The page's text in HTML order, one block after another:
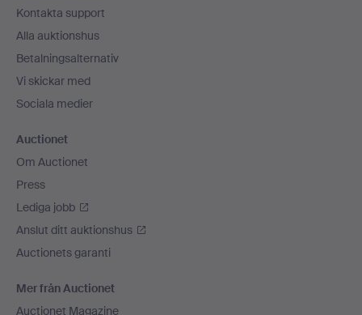
Kontakta support
Alla auktionshus
Betalningsalternativ
Vi skickar med
Sociala medier
Auctionet
Om Auctionet
Press
Lediga jobb
Anslut ditt auktionshus
Auctionets garanti
Mer från Auctionet
Auctionet Magazine